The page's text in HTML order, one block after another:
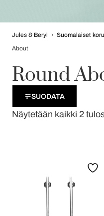
Jules & Beryl › Suomalaiset
About
Round
SUODATA
Näytetään kaikki 2